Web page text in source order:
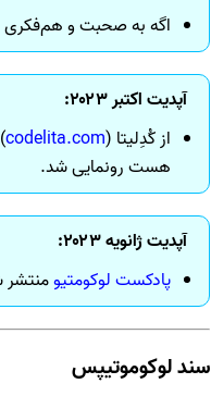
اگه به صحبت و هم‌فکری
آپدیت اکتبر ۲۰۲۳:
از کُدِلیتا (codelita.com
هست رونمایی شد.
آپدیت ژانویه ۲۰۲۳:
پادکست لوکومتیو
سند لوکوموتیپس